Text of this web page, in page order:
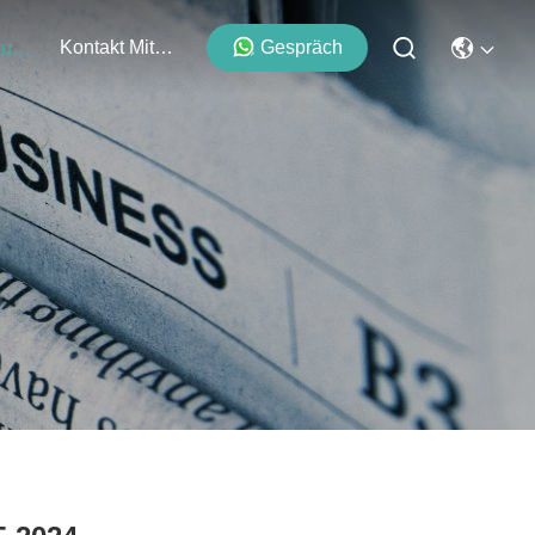
Veranstaltungen Kontakt Mit Uns Gespräch